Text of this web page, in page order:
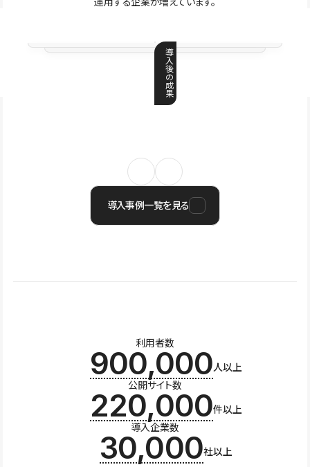
導
入
後
の
成
果
導入事例一覧を見る
利用者数
900,000人以上
公開サイト数
220,000件以上
導入企業数
30,000社以上